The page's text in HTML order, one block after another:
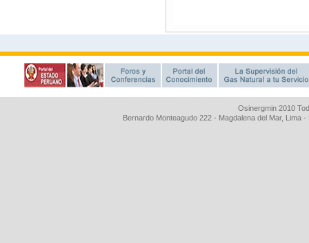
Osinergmin 2010
Bernardo Monteagudo 222 - Magdalena del Mar, Lima